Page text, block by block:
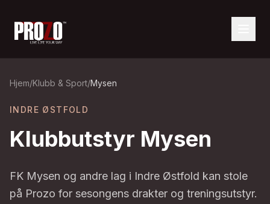
Hjem/Klubb & Sport/Mysen
INDRE ØSTFOLD
Klubbutstyr Mysen
FK Mysen og andre lag i Indre Østfold kan stole
på Prozo for sesongens drakter og treningsutstyr.